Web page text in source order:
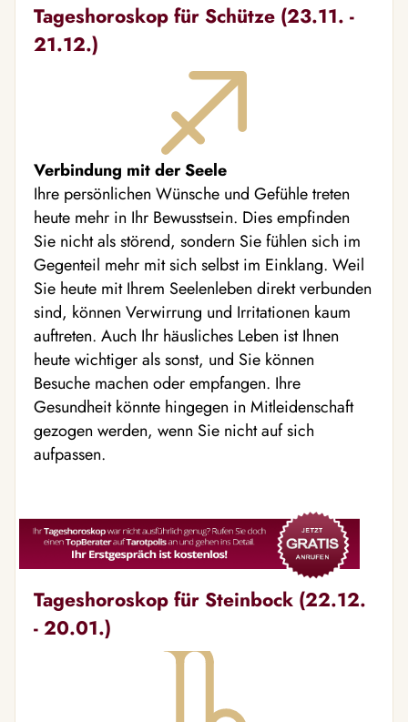
Tageshoroskop für Schütze (23.11. -
21.12.)
Verbindung mit der Seele
Ihre persönlichen Wünsche und Gefühle treten
heute mehr in Ihr Bewusstsein. Dies empfinden
Sie nicht als störend, sondern Sie fühlen sich im
Gegenteil mehr mit sich selbst im Einklang. Weil
Sie heute mit Ihrem Seelenleben direkt verbunden
sind, können Verwirrung und Irritationen kaum
auftreten. Auch Ihr häusliches Leben ist Ihnen
heute wichtiger als sonst, und Sie können
Besuche machen oder empfangen. Ihre
Gesundheit könnte hingegen in Mitleidenschaft
gezogen werden, wenn Sie nicht auf sich
aufpassen.
Tageshoroskop für Steinbock (22.12.
- 20.01.)